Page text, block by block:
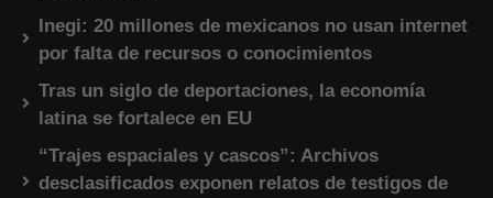
Inegi: 20 millones de mexicanos no usan internet
por falta de recursos o conocimientos
Tras un siglo de deportaciones, la economía
latina se fortalece en EU
“Trajes espaciales y cascos”: Archivos
desclasificados exponen relatos de testigos de